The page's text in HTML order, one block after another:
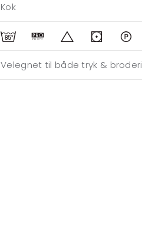
Kok
Velegnet til både tryk & broderi